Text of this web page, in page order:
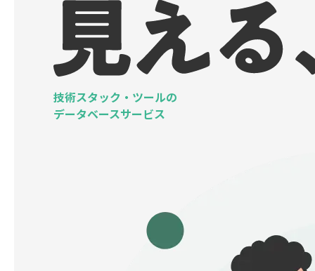
技術スタック・ツールの
データベースサービス